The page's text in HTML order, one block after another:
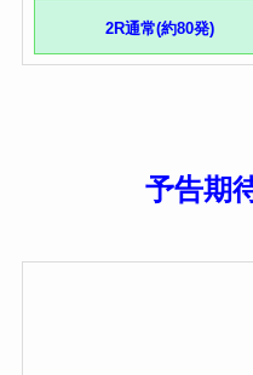
2R通常(約80発)
予告期